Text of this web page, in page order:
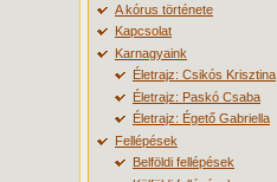
A kórus története
Kapcsolat
Karnagyaink
Életrajz: Csikós Krisztina
Életrajz: Paskó Csaba
Életrajz: Égető Gabriella
Fellépések
Belföldi fellépések